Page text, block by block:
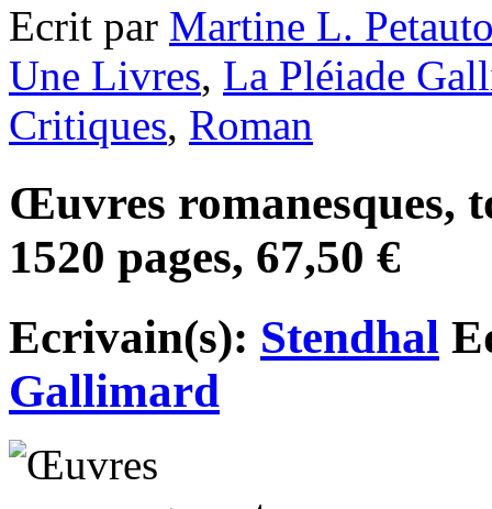
Ecrit par Martine L.
Une Livres, La Pléiade
Critiques, Roman
Œuvres romanesques,
1520 pages, 67,50 €
Ecrivain(s): Stendhal
Gallimard